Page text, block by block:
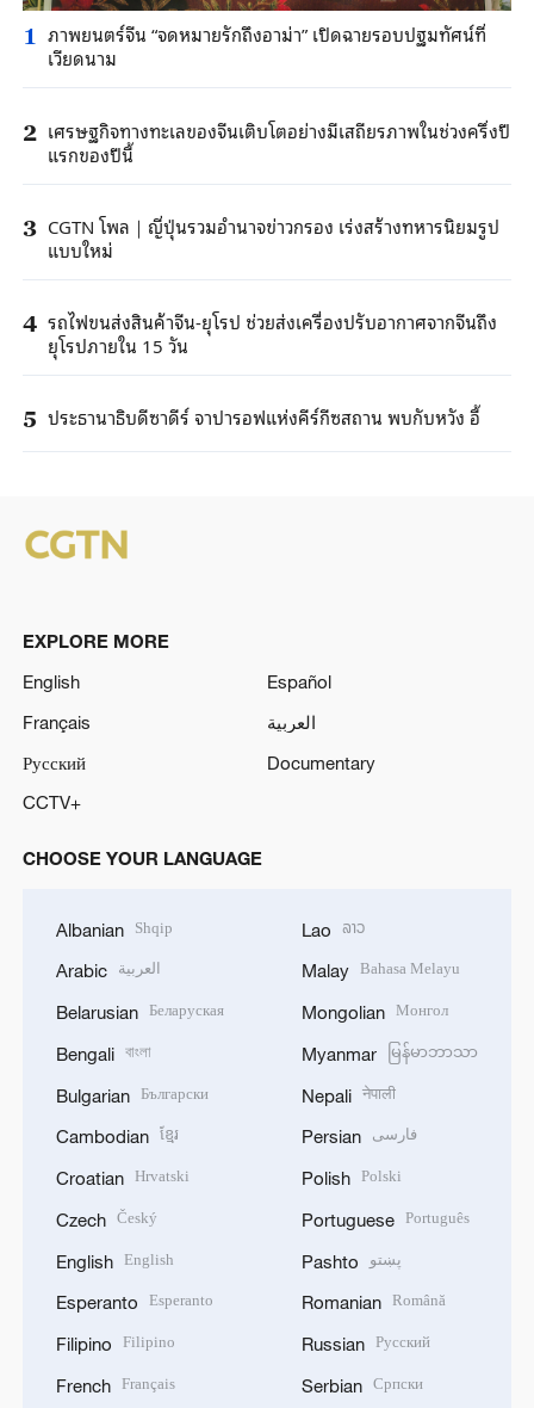
1 ภาพยนตร์จีน “จดหมายรักถึงอาม่า” เปิดฉายรอบปฐมทัศน์ที่
เวียดนาม
2 เศรษฐกิจทางทะเลของจีนเติบโตอย่างมีเสถียรภาพในช่วงครึ่งปี
แรกของปีนี้
3 CGTN โพล｜ญี่ปุ่นรวมอำนาจข่าวกรอง เร่งสร้างทหารนิยมรูป
แบบใหม่
4 รถไฟขนส่งสินค้าจีน-ยุโรป ช่วยส่งเครื่องปรับอากาศจากจีนถึง
ยุโรปภายใน 15 วัน
5 ประธานาธิบดีซาดีร์ จาปารอฟแห่งคีร์กีซสถาน พบกับหวัง อี้
EXPLORE MORE
English
Español
Français
العربية
Русский
Documentary
CCTV+
CHOOSE YOUR LANGUAGE
Albanian Shqip
Arabic العربية
Belarusian Беларуская
Bengali বাংলা
Bulgarian Български
Cambodian ខ្មែរ
Croatian Hrvatski
Czech Český
English English
Esperanto Esperanto
Filipino Filipino
French Français
Lao ລາວ
Malay Bahasa Melayu
Mongolian Монгол
Myanmar မြန်မာဘာသာ
Nepali नेपाली
Persian فارسی
Polish Polski
Portuguese Português
Pashto پښتو
Romanian Română
Russian Русский
Serbian Српски